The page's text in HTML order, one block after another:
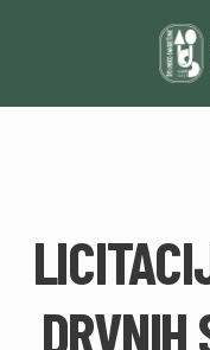
DRVNIH